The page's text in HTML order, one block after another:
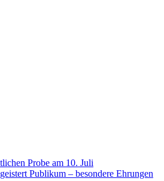
Probe am 10. Juli
Publikum – besondere Ehrungen